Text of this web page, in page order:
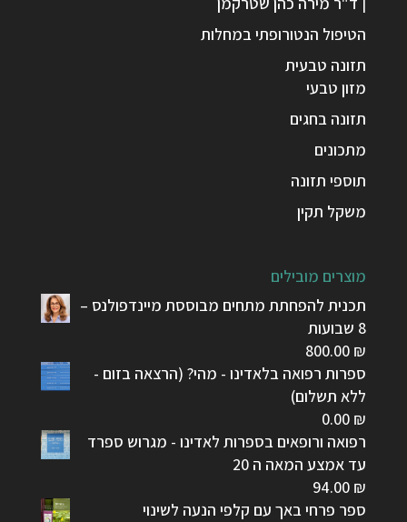
הטיפול הנטורופתי במחלות
תזונה טבעית
מזון טבעי
תזונה בחגים
מתכונים
תוספי תזונה
משקל תקין
מוצרים מובילים
תכנית להפחתת מתחים מבוססת מיינדפולנס –
8 שבועות
800.00 ₪
ספרות רפואה בלאדינו - מהי? (הרצאה בזום -
ללא תשלום)
0.00 ₪
רפואה ורופאים בספרות לאדינו - מגרוש ספרד
עד אמצע המאה ה 20
94.00 ₪
ספר פרחי באך עם קלפי הנעה לשינוי